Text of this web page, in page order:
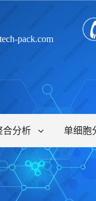
pack.com
合分析 单细胞